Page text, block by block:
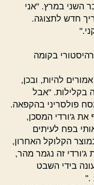
השני במרץ. "אני
חדש לתצוגה.
בקומה
להיות, ובכן,
בקלילות. "אבל
פולסריני בהקפאה.
את ג'ורדי המסכן,
בפח לעיתים
הקלוקל האחרון,
ג'ורדי זה נגמר מהר,
בידי השבט